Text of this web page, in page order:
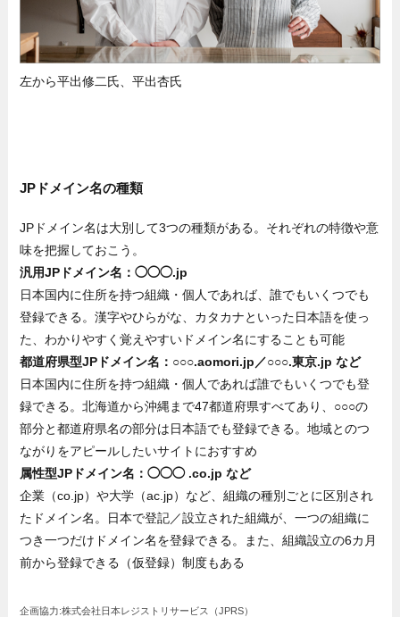
左から平出修二氏、平出杏氏
JPドメイン名の種類
JPドメイン名は大別して3つの種類がある。それぞれの特徴や意
味を把握しておこう。
汎用JPドメイン名：◯◯◯.jp
日本国内に住所を持つ組織・個人であれば、誰でもいくつでも
登録できる。漢字やひらがな、カタカナといった日本語を使っ
た、わかりやすく覚えやすいドメイン名にすることも可能
都道府県型JPドメイン名：○○○.aomori.jp／○○○.東京.jp など
日本国内に住所を持つ組織・個人であれば誰でもいくつでも登
録できる。北海道から沖縄まで47都道府県すべてあり、○○○の
部分と都道府県名の部分は日本語でも登録できる。地域とのつ
ながりをアピールしたいサイトにおすすめ
属性型JPドメイン名：◯◯◯ .co.jp など
企業（co.jp）や大学（ac.jp）など、組織の種別ごとに区別され
たドメイン名。日本で登記／設立された組織が、一つの組織に
つき一つだけドメイン名を登録できる。また、組織設立の6カ月
前から登録できる（仮登録）制度もある
企画協力:株式会社日本レジストリサービス（JPRS）